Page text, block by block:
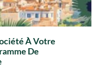
À Votre
De